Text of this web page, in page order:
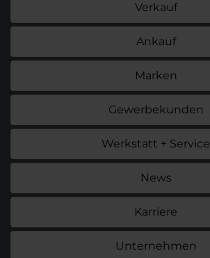
Verkauf
Ankauf
Marken
Gewerbekunden
Werkstatt + Service
News
Karriere
Unternehmen